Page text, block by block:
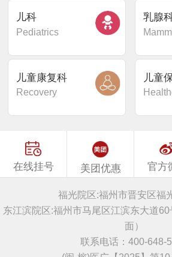
儿科
Pediatrics
乳腺
儿童康复科
Recovery
儿童
在线挂号 美团优惠 官方
福光院区:福州市晋安区福
东江滨院区:福州市马尾区江滨东大道
面）
联系电话：400-648-